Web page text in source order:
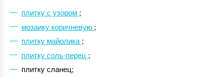
плитку с узором ;
мозаику коричневую ;
плитку майолика ;
плитку соль-перец ;
плитку сланец;